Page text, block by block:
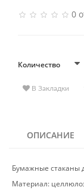
0
Количество
В Закладки
ОПИСАНИЕ
Бумажные стаканы
Материал: